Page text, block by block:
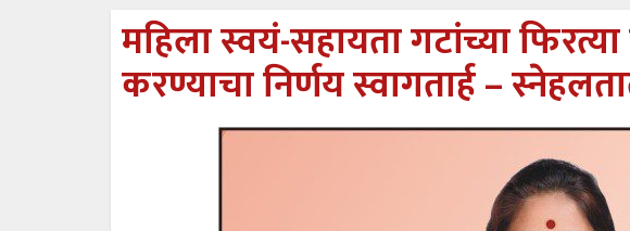
आत्मामालिक गुरूकूलाचे २२८ विद्यार्थी
ईच्छा आणि मेहनतीच्या बळावर यश
आमदार आशुतोष काळे यांचा वाढदिवस
महिला स्वयं-सहायता गटांच्या
करण्याचा निर्णय स्वागतार्ह –